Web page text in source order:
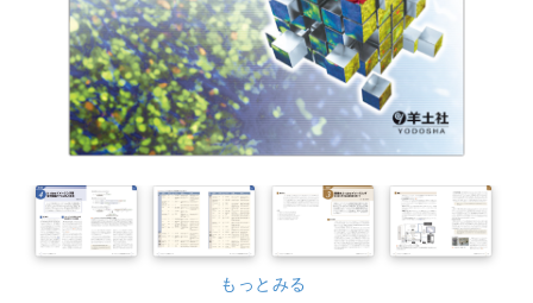
もっとみる